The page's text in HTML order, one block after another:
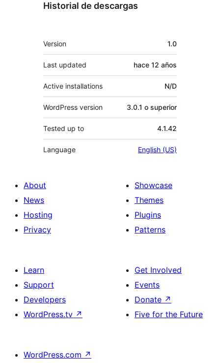
Historial de descargas
Meta
Version 1.0
Last updated hace 12 años
Active installations N/D
WordPress version 3.0.1 o superior
Tested up to 4.1.42
Language English (US)
About
News
Hosting
Privacy
Showcase
Themes
Plugins
Patterns
Learn
Support
Developers
WordPress.tv ↗
Get Involved
Events
Donate ↗
Five for the Future
WordPress.com ↗